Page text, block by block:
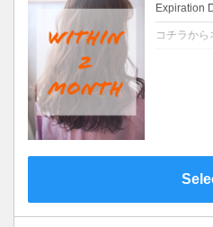
Expiration
コチラか